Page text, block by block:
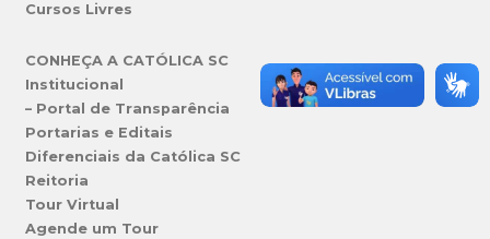
Cursos Livres
CONHEÇA A CATÓLICA SC
Institucional
– Portal de Transparência
Portarias e Editais
Diferenciais da Católica SC
Reitoria
Tour Virtual
Agende um Tour